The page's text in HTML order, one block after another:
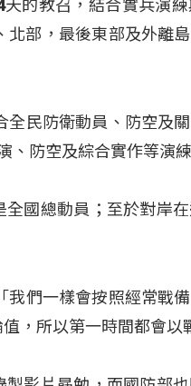
的教召，結合實兵演
部，最後東部及外離
民防衛動員、防空及
防空及綜合實作等演練
國總動員；至於對岸
們一樣會按照經常戰
，所以第一時間都會以